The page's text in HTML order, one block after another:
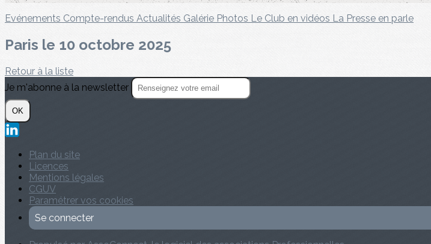
Evénements Compte-rendus Actualités Galérie Photos Le Club en vidéos La Presse en parle
Paris le 10 octobre 2025
Retour à la liste
Je m'abonne à la newsletter
OK
Plan du site
Licences
Mentions légales
CGUV
Paramétrer vos cookies
Se connecter